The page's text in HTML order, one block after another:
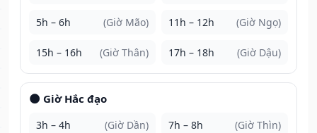
5h – 6h (Giờ Mão) 11h – 12h (Giờ Ngọ)
15h – 16h (Giờ Thân) 17h – 18h (Giờ Dậu)
🌑 Giờ Hắc đạo
3h – 4h (Giờ Dần) 7h – 8h (Giờ Thìn)